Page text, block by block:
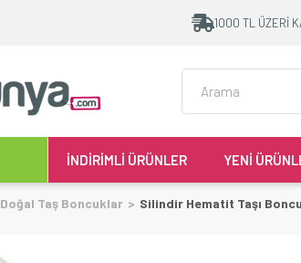
1000 TL ÜZERİ
İNDİRİMLİ ÜRÜNLER YENİ
Doğal Taş Boncuklar Silindir Hematit Taşı